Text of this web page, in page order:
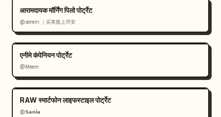
आरामदायक मॉर्निंग पिलो पोर्ट्रेट
@serein ｜买美股上币安
एनीमे कंपेनियन पोर्ट्रेट
@Meem
RAW स्मार्टफोन लाइफस्टाइल पोर्ट्रेट
@𝗦𝗮𝗻𝗶𝗮